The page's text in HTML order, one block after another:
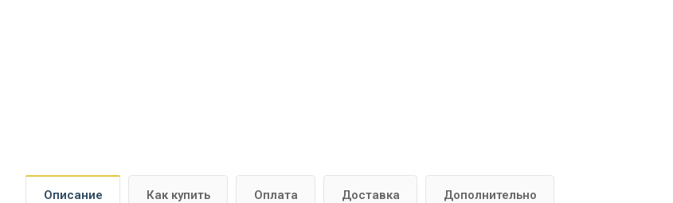
Описание Как купить Оплата Доставка Дополнительно